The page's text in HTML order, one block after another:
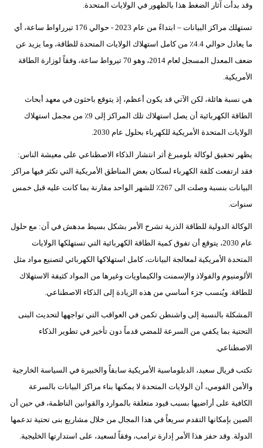
وقد بدأت آثار الضغط هذا بالظهور في الولايات المتحدة.
تستهلك مراكز البيانات – ابتداءً من عام 2023 - حوالي 176 تيرراواط ساعة، أي
ما يعادل حوالي 4.4٪ من كامل استهلاك الولايات المتحدة للطاقة، وما يزيد عن
ضعف المعدل المسجل لعام 2014، وهو 70 تيرواط ساعة، وفقاً لوزارة الطاقة
الأمريكية.
هي نسبة هائلة، لكن الآتي قد يكون أعظم، إذ يتوقع باحثون في معهد أبحاث
الطاقة الكهربائية أن يصل استهلاك تلك المراكز إلى 9٪ من مجمل استهلاك
الولايات المتحدة الأمريكية للكهرباء بحلول عام 2030.
يظهر تحقيق لوكالة بلومبرغ أثر انتشار الذكاء الاصطناعي على معيشة الناس:
فقد ارتفعت كلفة الكهرباء لسكان بعض المناطق الأمريكية التي تكثر فيها مراكز
البيانات بنسبة وصلت الى 267٪ للشهر الواحد مقارنة بما كانت عليه قبل خمس
سنوات.
الوكالة الدولية للطاقة الذرية تشرح الأمر بشكل بسيط مدهش في آن: مع حلول
عام 2030، يتوقع أن تفوق كمية الطاقة الكهربائية التي تستهلكها الولايات
المتحدة الأمريكية لمعالجة البيانات، كامل استهلاكها الكهربائي لتصنيع مواد مثل
الألومنيوم والفولاذ والإسمنت والكيماويات وغيرها من المواد كثيفة الاستهلاك
للطاقة. ويُنسب جزء أساسي من هذه الزيادة إلى الذكاء الاصطناعي.
المشكلة بالنسبة إلى واشنطن تكمن في العواقب التي تواجهها لتحديث البنى
التحتية بما يكفي من السرعة للمضي قدماً دون تأخير في تطوير الذكاء
الاصطناعي.
تكتب فريال سعيد، الدبلوماسية الأمريكية سابقاً والخبيرة في السياسة الخارجية
والأمن القومي، أن الولايات المتحدة لا يمكنها بناء مراكز البيانات بالسرعة
الكافية على أراضيها بسبب قيود متعلقة بالموارد والقوانين الناظمة، في حين أن
الصين بإمكانها التقدم سريعاً في هذا المجال من خلال مشاريع بنى تحتية تدعمها
الدولة. وقد حفز هذا الأمر إدارة ترامب، وفقاً لسعيد، على استدارتها الخليجية.